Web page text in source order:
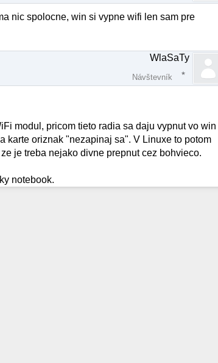
nic spolocne, win si vypne wifi len sam pre
WlaSaTy
Návštevník
modul, pricom tieto radia sa daju vypnut vo win
karte oriznak "nezapinaj sa". V Linuxe to potom
je treba nejako divne prepnut cez bohvieco.
notebook.